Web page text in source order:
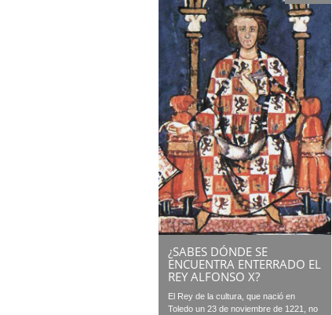
¿SABES DÓNDE SE
ENCUENTRA ENTERRADO EL
REY ALFONSO X?
El Rey de la cultura, que nació en
Toledo un 23 de noviembre de 1221, no